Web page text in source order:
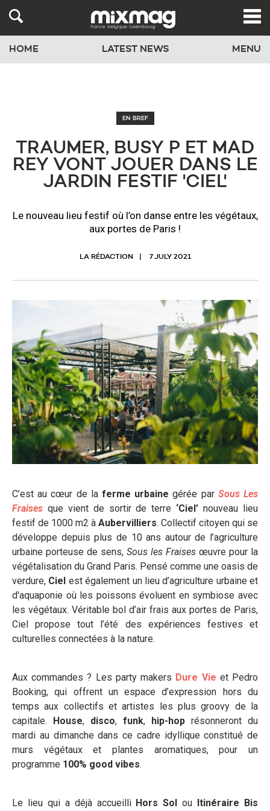
HOME LATEST NEWS MENU
EN BREF
TRAUMER, BUSY P ET MAD
REY VONT JOUER DANS LE
JARDIN FESTIF 'CIEL'
Le nouveau lieu festif où l’on danse entre les végétaux,
aux portes de Paris !
LA RÉDACTION 7 JULY 2021
C’est au cœur de la ferme urbaine gérée par Sous Les
Fraises que vient de sortir de terre ‘Ciel’ nouveau lieu
festif de 1000 m2 à Aubervilliers. Collectif citoyen qui se
développe depuis plus de 10 ans autour de l’agriculture
urbaine porteuse de sens, Sous les Fraises œuvre pour la
végétalisation du Grand Paris. Pensé comme une oasis de
verdure, Ciel est également un lieu d’agriculture urbaine et
d'aquaponie où les poissons évoluent en symbiose avec
les végétaux. Véritable bol d’air frais aux portes de Paris,
Ciel propose tout l’été des expériences festives et
culturelles connectées à la nature.
Aux commandes ? Les party makers Dure Vie et Pedro
Booking, qui offrent un espace d’expression hors du
temps aux collectifs et artistes les plus groovy de la
capitale. House, disco, funk, hip-hop résonneront du
mardi au dimanche dans ce cadre idyllique constitué de
murs végétaux et plantes aromatiques, pour un
programme 100% good vibes.
Le lieu qui a déjà accueilli Hors Sol ou Itinéraire Bis